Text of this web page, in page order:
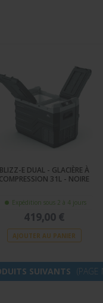
BLIZZ-E DUAL - GLACIÈRE À
COMPRESSION 31L - NOIRE
Expédition sous 2 à 4 jours
419,00 €
AJOUTER AU PANIER
SUIVANTS (PAGE